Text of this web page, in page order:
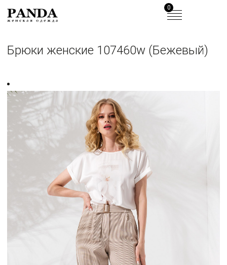
0
Брюки женские 107460w (Бежевый)